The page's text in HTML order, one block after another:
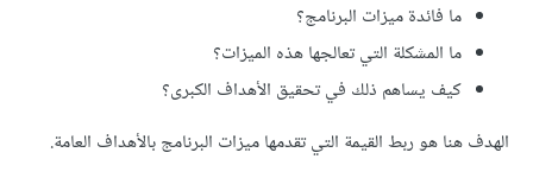
ما فائدة ميزات البرنامج؟
ما المشكلة التي تعالجها هذه الميزات؟
كيف يساهم ذلك في تحقيق الأهداف الكبرى؟
الهدف هنا هو ربط القيمة التي تقدمها ميزات البرنامج بالأهداف العامة.